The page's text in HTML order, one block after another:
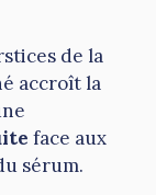
de la
accroît la
face aux
sérum.